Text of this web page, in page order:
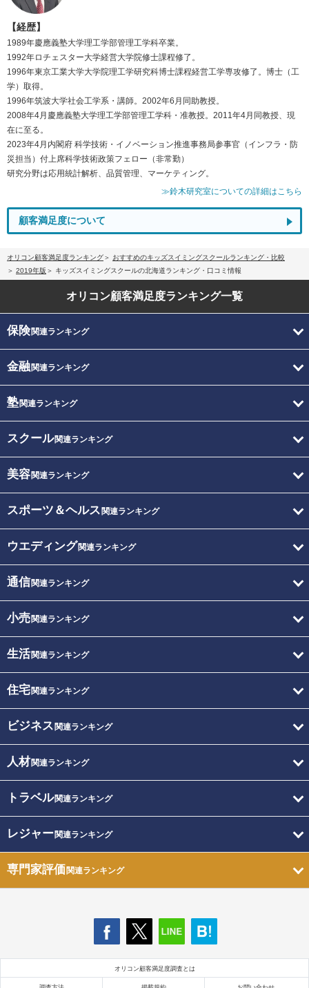
【経歴】
1989年慶應義塾大学理工学部管理工学科卒業。
1992年ロチェスター大学経営大学院修士課程修了。
1996年東京工業大学大学院理工学研究科博士課程経営工学専攻修了。博士（工
学）取得。
1996年筑波大学社会工学系・講師。2002年6月同助教授。
2008年4月慶應義塾大学理工学部管理工学科・准教授。2011年4月同教授、現
在に至る。
2023年4月内閣府 科学技術・イノベーション推進事務局参事官（インフラ・防
災担当）付上席科学技術政策フェロー（非常勤）
研究分野は応用統計解析、品質管理、マーケティング。
≫鈴木研究室についての詳細はこちら
顧客満足度について
オリコン顧客満足度ランキング
おすすめのキッズスイミングスクールランキング・比較
2019年版
キッズスイミングスクールの北海道ランキング・口コミ情報
オリコン顧客満足度ランキング一覧
保険関連ランキング
金融関連ランキング
塾関連ランキング
スクール関連ランキング
美容関連ランキング
スポーツ＆ヘルス 関連ランキング
ウエディング関連ランキング
通信関連ランキング
小売関連ランキング
生活関連ランキング
住宅関連ランキング
ビジネス 関連ランキング
人材関連ランキング
トラベル関連ランキング
レジャー関連ランキング
専門家評価関連ランキング
オリコン顧客満足度調査とは